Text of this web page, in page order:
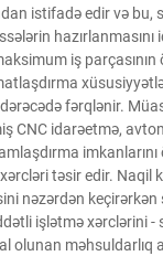
istifadə edir və bu,
iş
fərqlənir.
CNC idarəetmə,
təsir edir. Naqil
nəzərdən keçirərkən
işlətmə xərclərini -
olunan məhsuldarlıq